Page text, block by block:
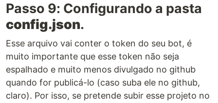
Passo 9: Configurando a pasta
config.json.
Esse arquivo vai conter o token do seu bot, é
muito importante que esse token não seja
espalhado e muito menos divulgado no github
quando for publicá-lo (caso suba ele no github,
claro). Por isso, se pretende subir esse projeto no